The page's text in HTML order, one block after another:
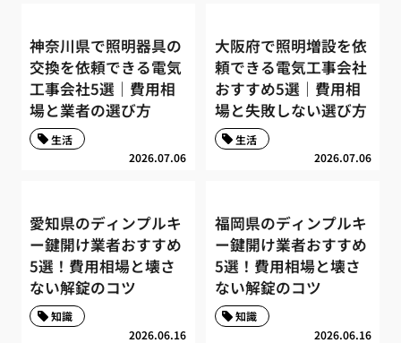
神奈川県で照明器具の
交換を依頼できる電気
工事会社5選｜費用相
場と業者の選び方
2026.07.06
生活
大阪府で照明増設を依
頼できる電気工事会社
おすすめ5選｜費用相
場と失敗しない選び方
2026.07.06
生活
愛知県のディンプルキ
ー鍵開け業者おすすめ
5選！費用相場と壊さ
ない解錠のコツ
2026.06.16
知識
福岡県のディンプルキ
ー鍵開け業者おすすめ
5選！費用相場と壊さ
ない解錠のコツ
2026.06.16
知識